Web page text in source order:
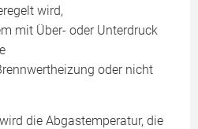
wird,
mit Über- oder Unterdruck
oder nicht
die Abgastemperatur, die